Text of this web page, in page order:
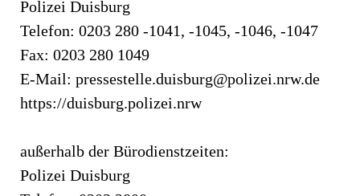
Polizei Duisburg
Telefon: 0203 280 -1041, -1045, -1046, -1047
Fax: 0203 280 1049
E-Mail: pressestelle.duisburg@polizei.nrw.de
https://duisburg.polizei.nrw
außerhalb der Bürodienstzeiten:
Polizei Duisburg